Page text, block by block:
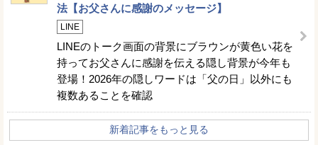
法【お父さんに感謝のメッセージ】
LINE
LINEのトーク画面の背景にブラウンが黄色い花を
持ってお父さんに感謝を伝える隠し背景が今年も
登場！2026年の隠しワードは「父の日」以外にも
複数あることを確認
新着記事をもっと見る